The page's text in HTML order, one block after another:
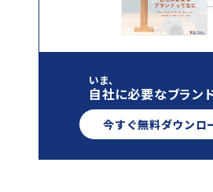
いま、
自社に必要なブラン
今すぐ無料ダウンロ